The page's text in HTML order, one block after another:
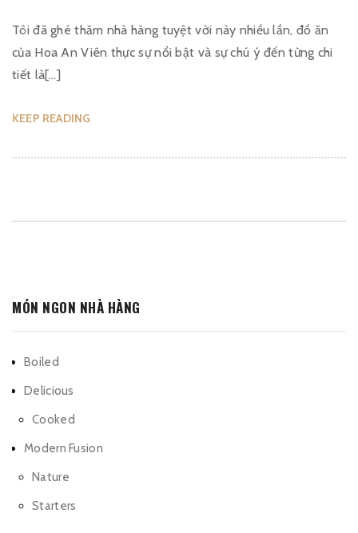
Tôi đã ghé thăm nhà hàng tuyệt vời này nhiều lần, đồ ăn
của Hoa An Viên thực sự nổi bật và sự chú ý đến từng chi
tiết là[…]
KEEP READING
MÓN NGON NHÀ HÀNG
Boiled
Delicious
Cooked
Modern Fusion
Nature
Starters